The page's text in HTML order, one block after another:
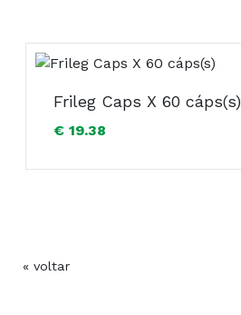
Frileg Caps X 60 cáps(s)
€ 19.38
« voltar